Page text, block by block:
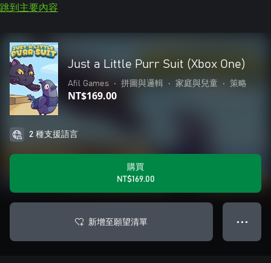
跳到主要內容
Just a Little Purr Suit (Xbox One)
Afil Games • 拼圖與邏輯 • 家庭與兒童 • 策略
NT$169.00
2 種支援語言
購買
NT$169.00
新增至願望清單 ● ● ●